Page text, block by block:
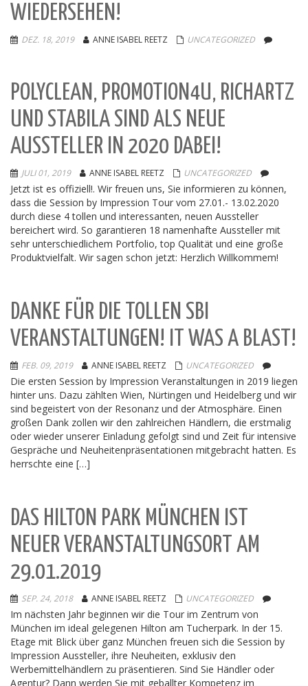
WIEDERSEHEN!
DEZ. 18, 2019 ANNE ISABEL REETZ UNCATEGORIZED
POLYCLEAN, PROMOTION4U, RICHARTZ
UND STABILA SIND ALS NEUE
AUSSTELLER IN 2020 DABEI!
JULI 01, 2019 ANNE ISABEL REETZ UNCATEGORIZED
Jetzt ist es offiziell!. Wir freuen uns, Sie informieren zu können,
dass die Session by Impression Tour vom 27.01.- 13.02.2020
durch diese 4 tollen und interessanten, neuen Aussteller
bereichert wird. So garantieren 18 namenhafte Aussteller mit
sehr unterschiedlichem Portfolio, top Qualität und eine große
Produktvielfalt. Wir sagen schon jetzt: Herzlich Willkommem!
DANKE FÜR DIE TOLLEN SBI
VERANSTALTUNGEN! IT WAS A BLAST!
FEB. 09, 2019 ANNE ISABEL REETZ UNCATEGORIZED
Die ersten Session by Impression Veranstaltungen in 2019 liegen
hinter uns. Dazu zählten Wien, Nürtingen und Heidelberg und wir
sind begeistert von der Resonanz und der Atmosphäre. Einen
großen Dank zollen wir den zahlreichen Händlern, die erstmalig
oder wieder unserer Einladung gefolgt sind und Zeit für intensive
Gespräche und Neuheitenpräsentationen mitgebracht hatten. Es
herrschte eine […]
DAS HILTON PARK MÜNCHEN IST
NEUER VERANSTALTUNGSORT AM
29.01.2019
SEP. 24, 2018 ANNE ISABEL REETZ UNCATEGORIZED
Im nächsten Jahr beginnen wir die Tour im Zentrum von
München im ideal gelegenen Hilton am Tucherpark. In der 15.
Etage mit Blick über ganz München freuen sich die Session by
Impression Aussteller, ihre Neuheiten, exklusiv den
Werbemittelhändlern zu präsentieren. Sind Sie Händler oder
Agentur? Dann werden Sie mit geballter Kompetenz im